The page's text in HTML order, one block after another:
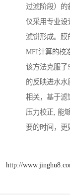
过滤阶段）的
仪采用专业设
滤饼形成。膜
MFI计算的校
该方法克服了
的反映进水
相关，基于滤
压力校正, 能
要的时间，更
http://